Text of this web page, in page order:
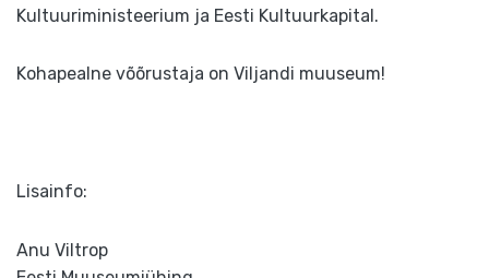
Kultuuriministeerium ja Eesti Kultuurkapital.
Kohapealne võõrustaja on Viljandi muuseum!
Lisainfo:
Anu Viltrop